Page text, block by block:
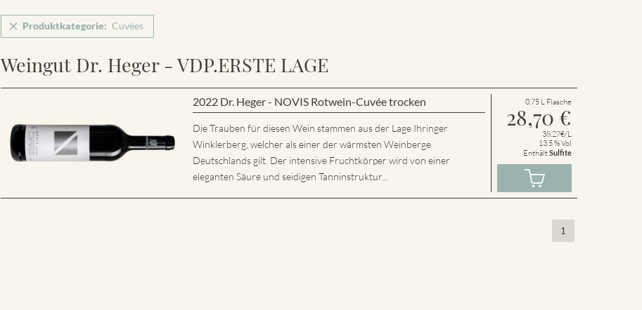
Produktkategorie: Cuvées
Weingut Dr. Heger - VDP.ERSTE LAGE
2022 Dr. Heger - NOVIS Rotwein-Cuvée trocken
Die Trauben für diesen Wein stammen aus der Lage Ihringer
Winklerberg, welcher als einer der wärmsten Weinberge
Deutschlands gilt. Der intensive Fruchtkörper wird von einer
eleganten Säure und seidigen Tanninstruktur...
0.75 L Flasche
28,70 €
38.27€/L
13.5 % Vol
EnthältSulfite
1